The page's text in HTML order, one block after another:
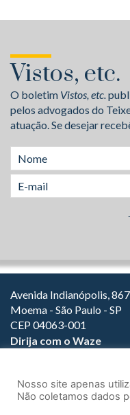
Vistos, etc.
O boletim Vistos, etc.
pelos advogados do
atuação. Se desejar
Avenida Indianópolis, 867
Moema - São Paulo - SP
CEP 04063-001
Dirija com o Waze
(11) 3147-1800
Nosso site apenas
Não coletamos dados